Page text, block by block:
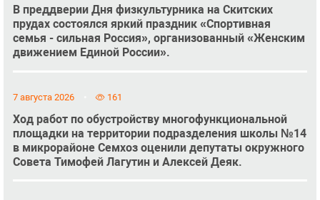
В преддверии Дня физкультурника на Скитских
прудах состоялся яркий праздник «Спортивная
семья - сильная Россия», организованный «Женским
движением Единой России».
7 августа 2026 161
Ход работ по обустройству многофункциональной
площадки на территории подразделения школы №14
в микрорайоне Семхоз оценили депутаты окружного
Совета Тимофей Лагутин и Алексей Деяк.